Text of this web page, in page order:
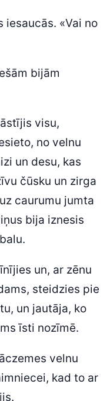
iesaucās. «Vai no
bijām
visu,
no velnu
un desu, kas
čūsku un zirga
caurumu jumta
bija iznesis
un, ar zēnu
steidzies pie
un jautāja, ko
īsti nozīmē.
velnu
kad to ar